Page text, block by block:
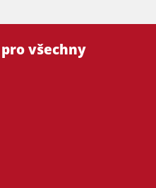
všechny